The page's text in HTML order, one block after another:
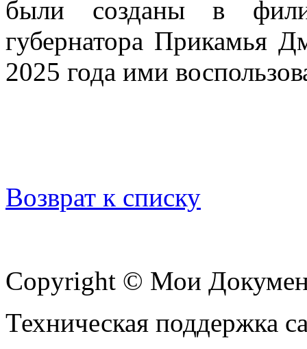
были созданы в
губернатора Прикамья
2025 года ими
Возврат к списку
Copyright © Мои
Техническая поддержка